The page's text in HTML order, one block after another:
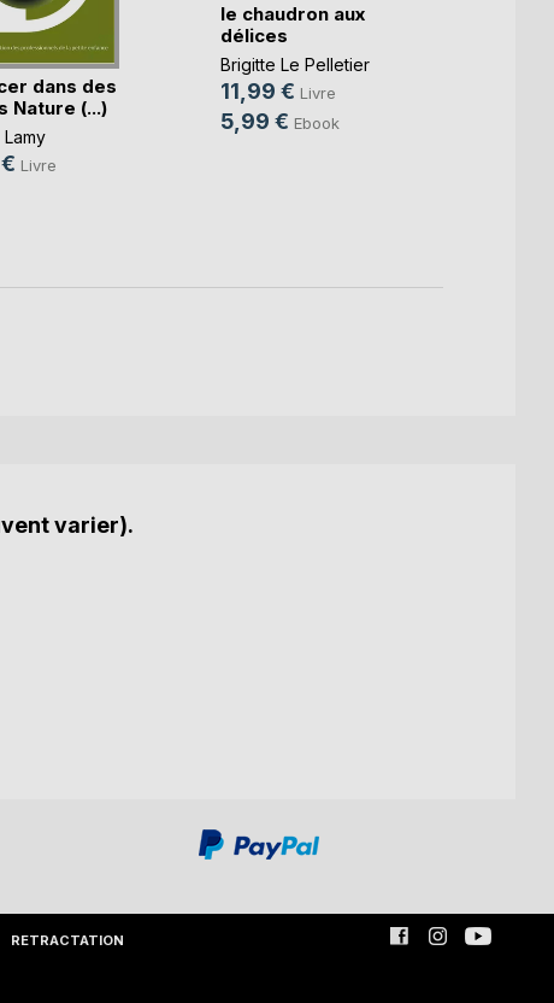
dans des
Nature (...)
Livre
le chaudron aux
délices
Brigitte Le Pelletier
11,99 € Livre
5,99 € Ebook
varier).
RETRACTATION